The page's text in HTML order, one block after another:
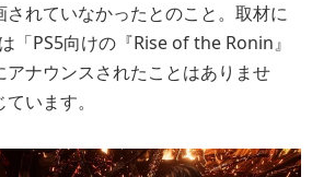
れていなかったとのこと。取材に
「PS5向けの『Rise of the Ronin』
ナウンスされたことはありませ
います。